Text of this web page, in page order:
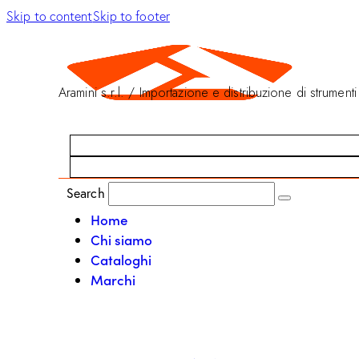
Skip to contentSkip to footer
Aramini s.r.l. / Importazione e distribuzione di strumenti
Search
Home
Chi siamo
Cataloghi
Marchi